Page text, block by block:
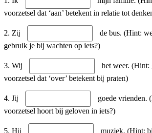
voorzetsel dat ‘aan’ betekent in relatie tot
2. Zij
de bus. (Hint:
gebruik je bij wachten op iets?)
3. Wij
het weer. (Hint:
voorzetsel dat ‘over’ betekent bij praten)
4. Jij
goede vrienden.
voorzetsel hoort bij geloven in iets?)
5. Hij
muziek. (Hint: